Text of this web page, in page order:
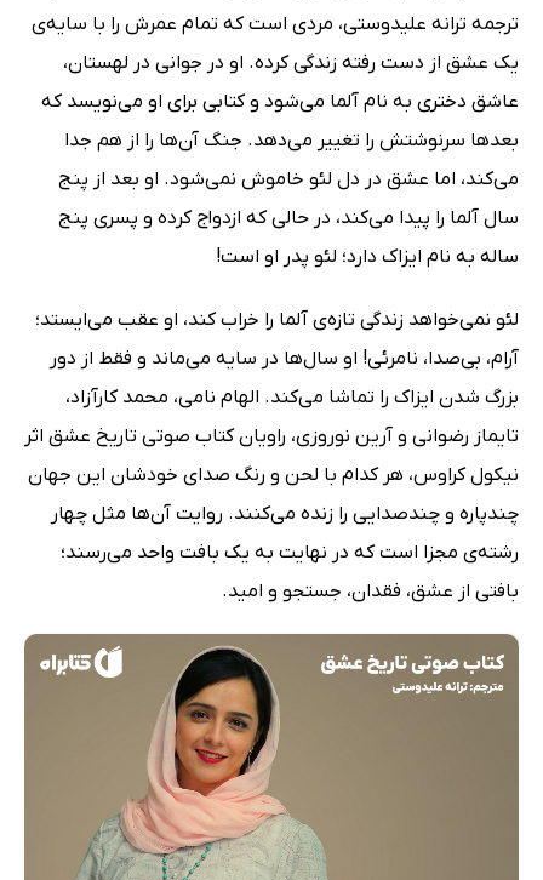
ترجمه ترانه علیدوستی، مردی است که تمام عمرش را با سایه‌ی
یک عشق از دست رفته زندگی کرده. او در جوانی در لهستان،
عاشق دختری به نام آلما می‌شود و کتابی برای او می‌نویسد که
بعدها سرنوشتش را تغییر می‌دهد. جنگ آن‌ها را از هم جدا
می‌کند، اما عشق در دل لئو خاموش نمی‌شود. او بعد از پنج
سال آلما را پیدا می‌کند، در حالی که ازدواج کرده و پسری پنج
ساله به نام ایزاک دارد؛ لئو پدر او است!
لئو نمی‌خواهد زندگی تازه‌ی آلما را خراب کند، او عقب می‌ایستد؛
آرام، بی‌صدا، نامرئی! او سال‌ها در سایه می‌ماند و فقط از دور
بزرگ شدن ایزاک را تماشا می‌کند. الهام نامی، محمد کارآزاد،
تایماز رضوانی و آرین نوروزی، راویان کتاب صوتی تاریخ عشق اثر
نیکول کراوس، هر کدام با لحن و رنگ صدای خودشان این جهان
چندپاره و چندصدایی را زنده می‌کنند. روایت آن‌ها مثل چهار
رشته‌ی مجزا است که در نهایت به یک بافت واحد می‌رسند؛
بافتی از عشق، فقدان، جستجو و امید.